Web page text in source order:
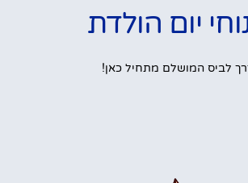
יום הולדת
לביס המושלם מתחיל כאן!